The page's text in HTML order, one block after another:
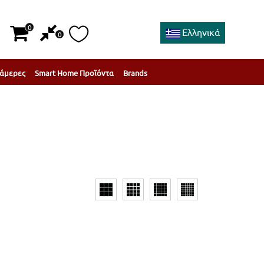
0
0 Ελληνικά
Smart Home Προϊόντα Brands